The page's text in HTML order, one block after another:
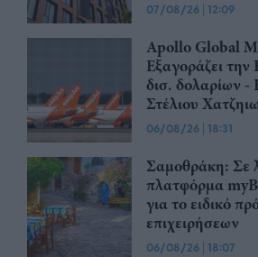
07/08/26 | 12:09
Apollo Global
Εξαγοράζει την
δισ. δολαρίων
Στέλιου
06/08/26 | 18:31
Σαμοθράκη: Σε
πλατφόρμα
για το ειδικό
επιχειρήσεων
06/08/26 | 18:07